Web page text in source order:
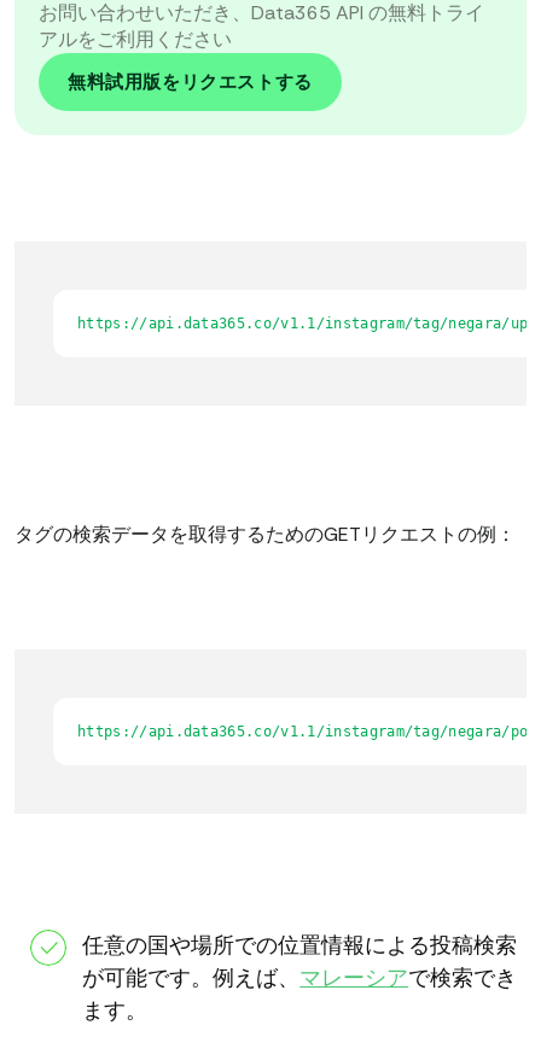
お問い合わせいただき、Data365 API の無料トライ
アルをご利用ください
無料試用版をリクエストする
https://api.data365.co/v1.1/instagram/tag/negara/
タグの検索データを取得するためのGETリクエストの例：
https://api.data365.co/v1.1/instagram/tag/negara/
任意の国や場所での位置情報による投稿検索
が可能です。例えば、 マレーシアで検索でき
ます。